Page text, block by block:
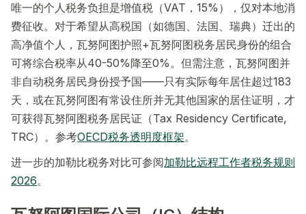
唯一的个人税务负担是增值税（VAT，15%），仅对本地消
费征收。对于希望从高税国（如德国、法国、瑞典）迁出的
高净值个人，瓦努阿图护照+瓦努阿图税务居民身份的组合
可将综合税率从40-50%降至0%。但需注意，瓦努阿图并
非自动税务居民身份授予国——只有实际每年居住超过183
天，或在瓦努阿图有常设住所并无其他国家的居住证明，才
可获得瓦努阿图税务居民证（Tax Residency Certificate,
TRC）。参考OECD税务透明度框架。
进一步的加勒比税务对比可参阅加勒比远程工作者税务规则
2026。